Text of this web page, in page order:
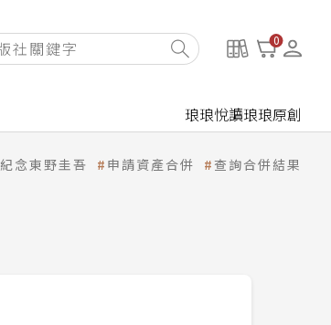
0
琅琅悅讀琅琅原創
紀念東野圭吾 申請資產合併 查詢合併結果